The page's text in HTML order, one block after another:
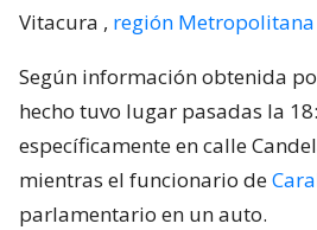
Vitacura , región Metropolitana
Según información obtenida
hecho tuvo lugar pasadas la
específicamente en calle
mientras el funcionario de
parlamentario en un auto.